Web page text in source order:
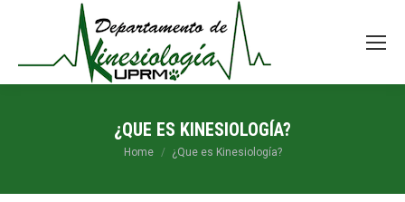
¿QUE ES KINESIOLOGÍA?
You are here:
Home ¿Que es Kinesiología?